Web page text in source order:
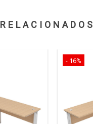
RELACIONADOS
- 16%